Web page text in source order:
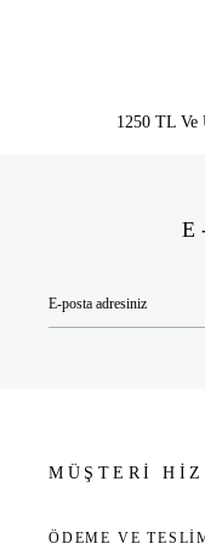
1250 TL Ve
MÜŞTERİ
ÖDEME VE